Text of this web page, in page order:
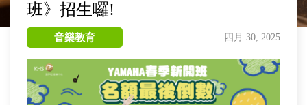
班》招生囉!
音樂教育 四月 30, 2025